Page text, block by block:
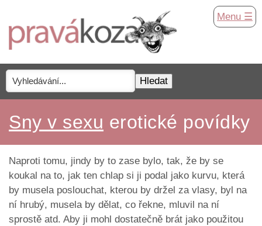
Menu ☰
Sny v sexu erotické povídky
Naproti tomu, jindy by to zase bylo, tak, že by se
koukal na to, jak ten chlap si ji podal jako kurvu, která
by musela poslouchat, kterou by držel za vlasy, byl na
ní hrubý, musela by dělat, co řekne, mluvil na ní
sprostě atd. Aby ji mohl dostatečně brát jako použitou